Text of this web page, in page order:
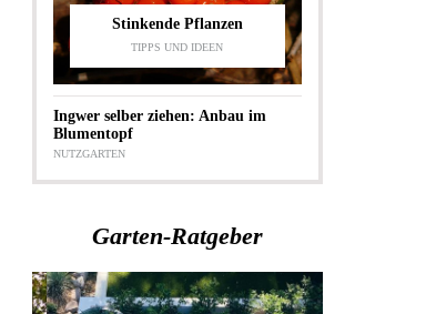
Stinkende Pflanzen
TIPPS UND IDEEN
Ingwer selber ziehen: Anbau im
Blumentopf
NUTZGARTEN
Garten-Ratgeber